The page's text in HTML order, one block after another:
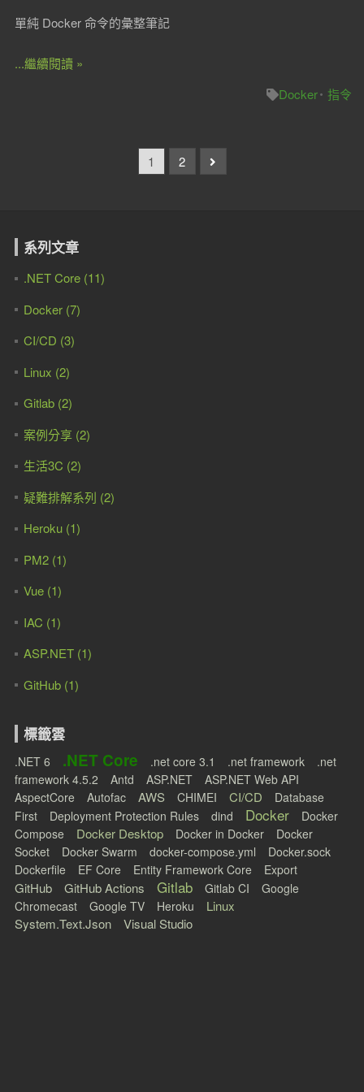
單純 Docker 命令的彙整筆記
...繼續閱讀 »
Docker
指令
1 2
系列文章
.NET Core (11)
Docker (7)
CI/CD (3)
Linux (2)
Gitlab (2)
案例分享 (2)
生活3C (2)
疑難排解系列 (2)
Heroku (1)
PM2 (1)
Vue (1)
IAC (1)
ASP.NET (1)
GitHub (1)
標籤雲
.NET 6 .NET Core .net core 3.1 .net framework
.net
framework 4.5.2
Antd ASP.NET
ASP.NET Web API
AspectCore
Autofac AWS CHIMEI CI/CD
Database
First
Deployment Protection Rules dind Docker
Docker
Compose
Docker Desktop Docker in Docker
Docker
Socket
Docker Swarm docker-compose.yml
Docker.sock
Dockerfile
EF Core Entity Framework Core Export
GitHub GitHub Actions Gitlab Gitlab CI
Google
Chromecast
Google TV Heroku
Linux
System.Text.Json
Visual Studio